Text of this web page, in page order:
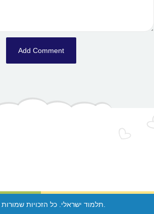
© 2019 תלמוד ישראלי. כל הזכויות שמורות.